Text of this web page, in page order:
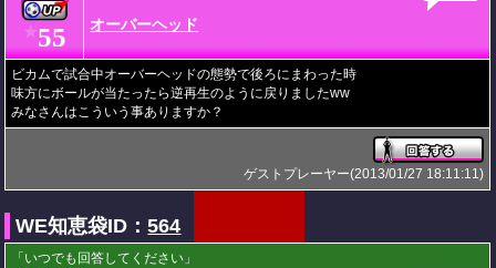
★55 オーバーヘッド
ビカムで試合中オーバーヘッドの態勢で後ろにまわった時
味方にボールが当たったら逆再生のように戻りましたww
みなさんはこういう事ありますか？
ゲストプレーヤー(2013/01/27 18:11:11)
WE知恵袋ID：564
「いつでも回答してください」